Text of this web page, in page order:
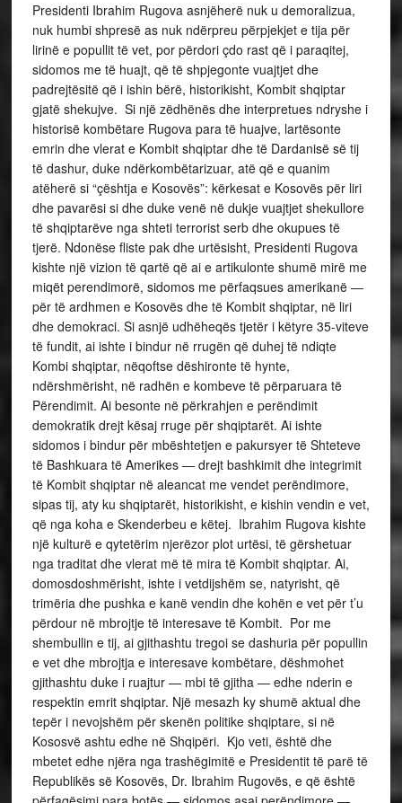
Presidenti Ibrahim Rugova asnjëherë nuk u demoralizua,
nuk humbi shpresë as nuk ndërpreu përpjekjet e tija për
lirinë e popullit të vet, por përdori çdo rast që i paraqitej,
sidomos me të huajt, që të shpjegonte vuajtjet dhe
padrejtësitë që i ishin bërë, historikisht, Kombit shqiptar
gjatë shekujve. Si një zëdhënës dhe interpretues ndryshe i
historisë kombëtare Rugova para të huajve, lartësonte
emrin dhe vlerat e Kombit shqiptar dhe të Dardanisë së tij
të dashur, duke ndërkombëtarizuar, atë që e quanim
atëherë si “çështja e Kosovës”: kërkesat e Kosovës për liri
dhe pavarësi si dhe duke venë në dukje vuajtjet shekullore
të shqiptarëve nga shteti terrorist serb dhe okupues të
tjerë. Ndonëse fliste pak dhe urtësisht, Presidenti Rugova
kishte një vizion të qartë që ai e artikulonte shumë mirë me
miqët perendimorë, sidomos me përfaqsues amerikanë —
për të ardhmen e Kosovës dhe të Kombit shqiptar, në liri
dhe demokraci. Si asnjë udhëheqës tjetër i këtyre 35-viteve
të fundit, ai ishte i bindur në rrugën që duhej të ndiqte
Kombi shqiptar, nëqoftse dëshironte të hynte,
ndërshmërisht, në radhën e kombeve të përparuara të
Përendimit. Ai besonte në përkrahjen e perëndimit
demokratik drejt kësaj rruge për shqiptarët. Ai ishte
sidomos i bindur për mbështetjen e pakursyer të Shteteve
të Bashkuara të Amerikes — drejt bashkimit dhe integrimit
të Kombit shqiptar në aleancat me vendet perëndimore,
sipas tij, aty ku shqiptarët, historikisht, e kishin vendin e vet,
që nga koha e Skenderbeu e këtej. Ibrahim Rugova kishte
një kulturë e qytetërim njerëzor plot urtësi, të gërshetuar
nga traditat dhe vlerat më të mira të Kombit shqiptar. Ai,
domosdoshmërisht, ishte i vetdijshëm se, natyrisht, që
trimëria dhe pushka e kanë vendin dhe kohën e vet për t’u
përdour në mbrojtje të interesave të Kombit. Por me
shembullin e tij, ai gjithashtu tregoi se dashuria për popullin
e vet dhe mbrojtja e interesave kombëtare, dëshmohet
gjithashtu duke i ruajtur — mbi të gjitha — edhe nderin e
respektin emrit shqiptar. Një mesazh ky shumë aktual dhe
tepër i nevojshëm për skenën politike shqiptare, si në
Kososvë ashtu edhe në Shqipëri. Kjo veti, është dhe
mbetet edhe njëra nga trashëgimitë e Presidentit të parë të
Republikës së Kosovës, Dr. Ibrahim Rugovës, e që është